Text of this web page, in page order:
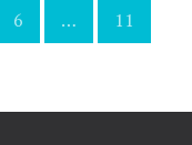
6 …
11